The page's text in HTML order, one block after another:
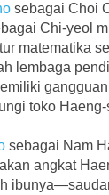
sebagai Choi
Chi-yeol
matematika
lembaga
toko Haeng-
sebagai Nam
angkat